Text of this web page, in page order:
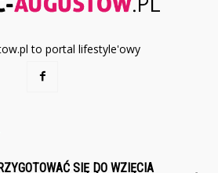
to portal lifestyle'owy
SIĘ DO WZIĘCIA